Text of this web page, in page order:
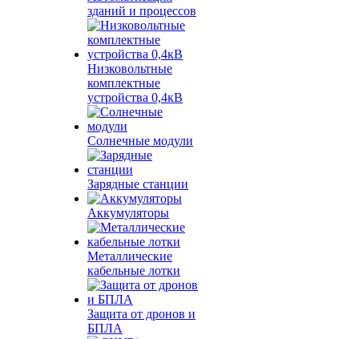
зданий и процессов
Низковольтные
комплектные
устройства 0,4кВ
Солнечные модули
Зарядные станции
Аккумуляторы
Металлические
кабельные лотки
Защита от дронов и
БПЛА